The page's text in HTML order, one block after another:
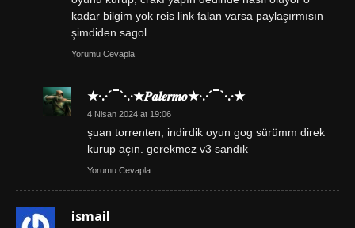
kadar bilgim yok reis link falan varsa paylaşırmısın
şimdiden sagol
Yorumu Cevapla
★·.·´¯`·.·★𝑷𝒂𝒍𝒆𝒓𝒎𝒐★·.·´¯`·.·★
4 Nisan 2024 at 19:06
şuan torrenten, indirdik oyun gog sürümm direk
kurup açın. gerekmez v3 sandık
Yorumu Cevapla
ismail